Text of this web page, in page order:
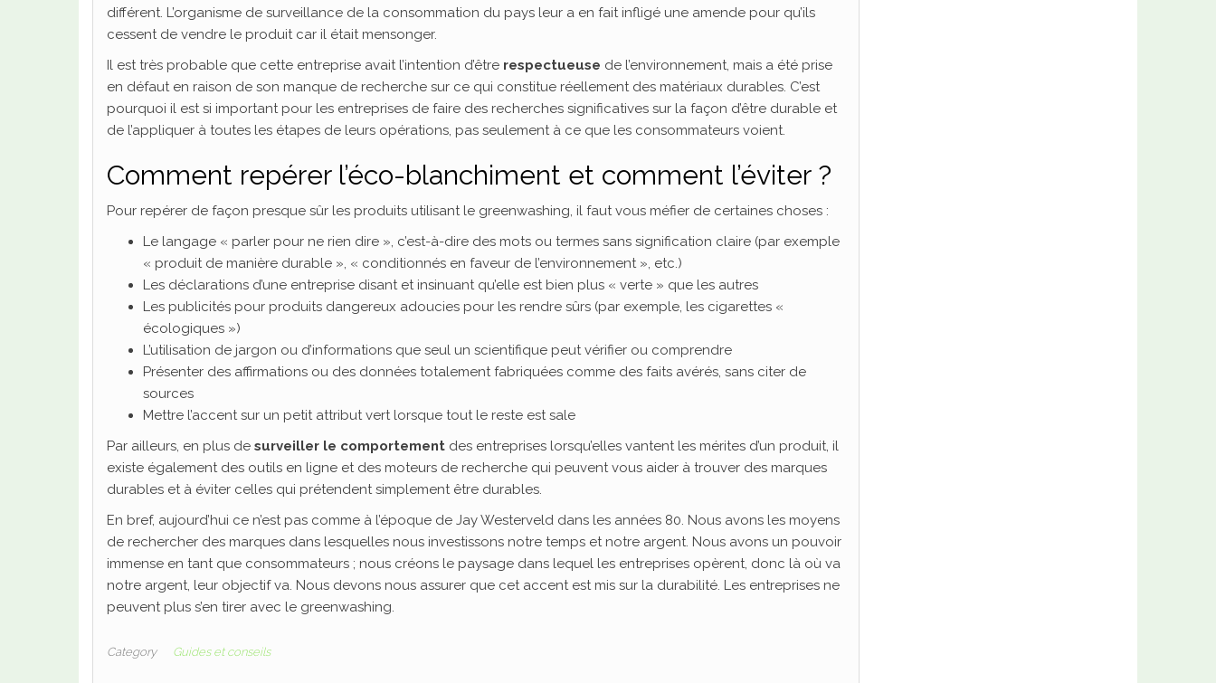
différent. L’organisme de surveillance de la consommation du pays leur a en fait infligé une amende pour qu’ils
cessent de vendre le produit car il était mensonger.
Il est très probable que cette entreprise avait l’intention d’être respectueuse de l’environnement, mais a été prise
en défaut en raison de son manque de recherche sur ce qui constitue réellement des matériaux durables. C’est
pourquoi il est si important pour les entreprises de faire des recherches significatives sur la façon d’être durable et
de l’appliquer à toutes les étapes de leurs opérations, pas seulement à ce que les consommateurs voient.
Comment repérer l’éco-blanchiment et comment l’éviter ?
Pour repérer de façon presque sûr les produits utilisant le greenwashing, il faut vous méfier de certaines choses :
Le langage « parler pour ne rien dire », c’est-à-dire des mots ou termes sans signification claire (par exemple
« produit de manière durable », « conditionnés en faveur de l’environnement », etc.)
Les déclarations d’une entreprise disant et insinuant qu’elle est bien plus « verte » que les autres
Les publicités pour produits dangereux adoucies pour les rendre sûrs (par exemple, les cigarettes «
écologiques »)
L’utilisation de jargon ou d’informations que seul un scientifique peut vérifier ou comprendre
Présenter des affirmations ou des données totalement fabriquées comme des faits avérés, sans citer de
sources
Mettre l’accent sur un petit attribut vert lorsque tout le reste est sale
Par ailleurs, en plus de surveiller le comportement des entreprises lorsqu’elles vantent les mérites d’un produit, il
existe également des outils en ligne et des moteurs de recherche qui peuvent vous aider à trouver des marques
durables et à éviter celles qui prétendent simplement être durables.
En bref, aujourd’hui ce n’est pas comme à l’époque de Jay Westerveld dans les années 80. Nous avons les moyens
de rechercher des marques dans lesquelles nous investissons notre temps et notre argent. Nous avons un pouvoir
immense en tant que consommateurs ; nous créons le paysage dans lequel les entreprises opèrent, donc là où va
notre argent, leur objectif va. Nous devons nous assurer que cet accent est mis sur la durabilité. Les entreprises ne
peuvent plus s’en tirer avec le greenwashing.
Category Guides et conseils